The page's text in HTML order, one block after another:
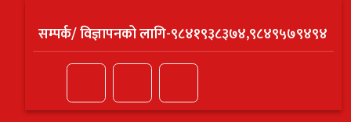
सम्पर्क/ विज्ञापनको लागि-९८४१९३८३७४,९८४९५७९४९४